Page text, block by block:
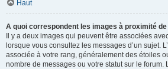
Haut
A quoi correspondent les images à proximité de
Il y a deux images qui peuvent être associées
lorsque vous consultez les messages d’un sujet.
associée à votre rang, généralement des étoiles
nombre de messages ou votre statut sur le forum.